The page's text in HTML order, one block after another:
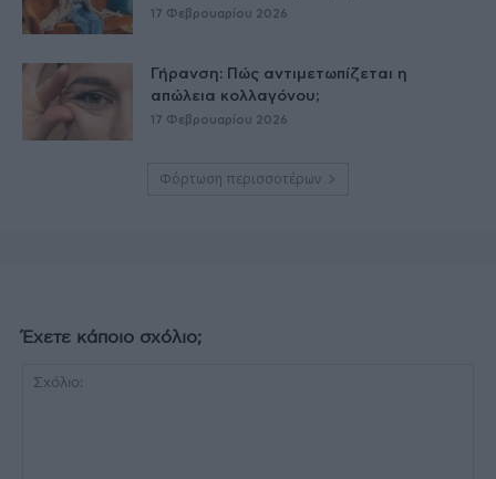
17 Φεβρουαρίου 2026
Γήρανση: Πώς αντιμετωπίζεται η
απώλεια κολλαγόνου;
17 Φεβρουαρίου 2026
Φόρτωση περισσοτέρων
Έχετε κάποιο σχόλιο;